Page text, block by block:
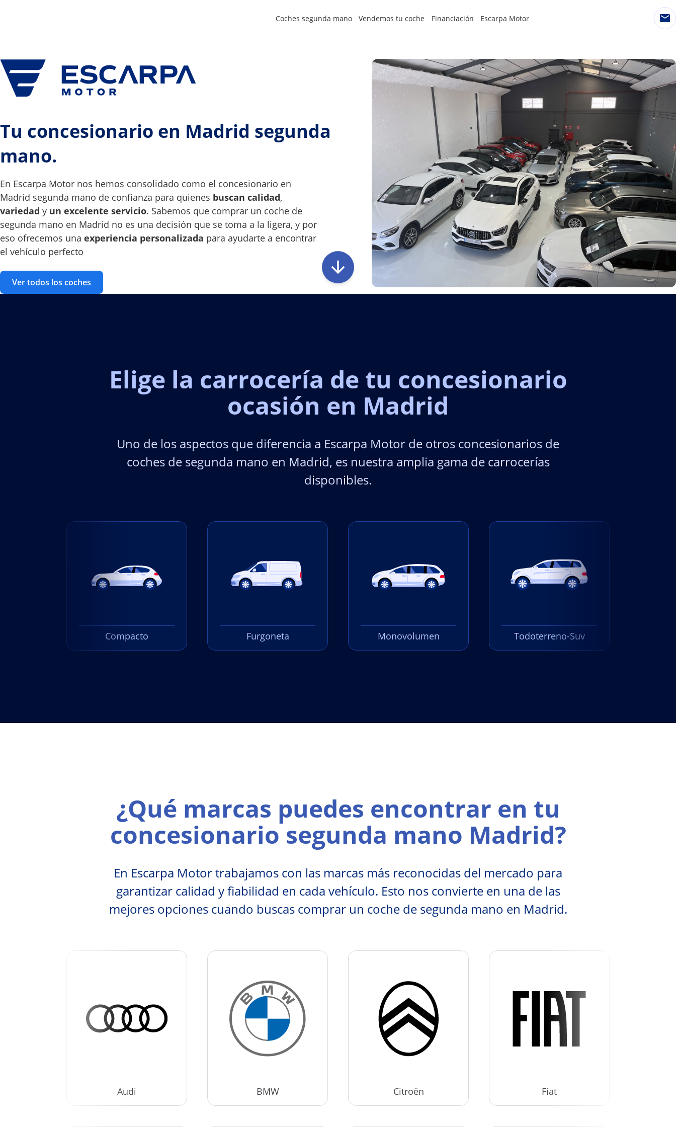
Coches segunda mano Vendemos tu coche Financiación Escarpa Motor
Tu concesionario en Madrid segunda
mano.
En Escarpa Motor nos hemos consolidado como el concesionario en
Madrid segunda mano de confianza para quienes buscan calidad,
variedad y un excelente servicio. Sabemos que comprar un coche de
segunda mano en Madrid no es una decisión que se toma a la ligera, y por
eso ofrecemos una experiencia personalizada para ayudarte a encontrar
el vehículo perfecto
Ver todos los coches
Elige la carrocería de tu concesionario
ocasión en Madrid
Uno de los aspectos que diferencia a Escarpa Motor de otros concesionarios de
coches de segunda mano en Madrid, es nuestra amplia gama de carrocerías
disponibles.
Compacto Furgoneta Monovolumen Todoterreno-Suv
¿Qué marcas puedes encontrar en tu
concesionario segunda mano Madrid?
En Escarpa Motor trabajamos con las marcas más reconocidas del mercado para
garantizar calidad y fiabilidad en cada vehículo. Esto nos convierte en una de las
mejores opciones cuando buscas comprar un coche de segunda mano en Madrid.
Audi BMW Citroën Fiat